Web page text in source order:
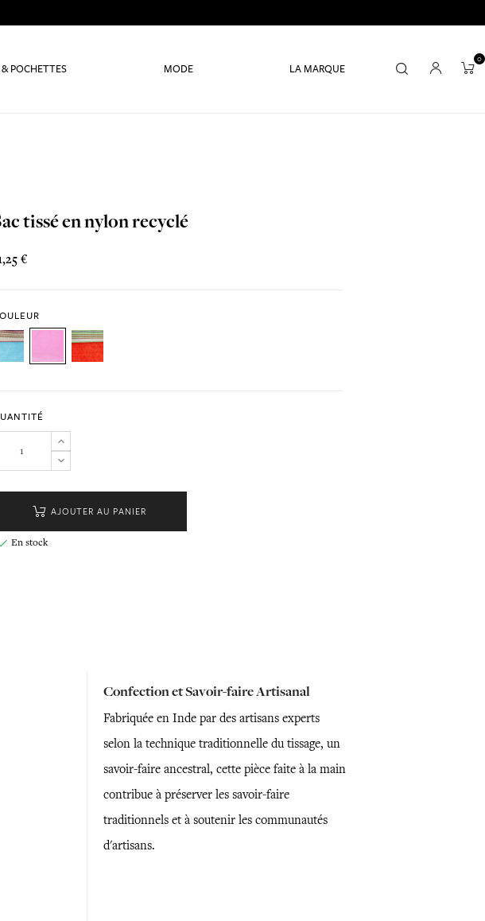
& POCHETTES MODE LA MARQUE
0
tissé en nylon recyclé
€
AJOUTER AU PANIER
En stock
Confection et Savoir-faire Artisanal
Fabriquée en Inde par des artisans experts
selon la technique traditionnelle du tissage, un
savoir-faire ancestral, cette pièce faite à la main
contribue à préserver les savoir-faire
traditionnels et à soutenir les communautés
d'artisans.